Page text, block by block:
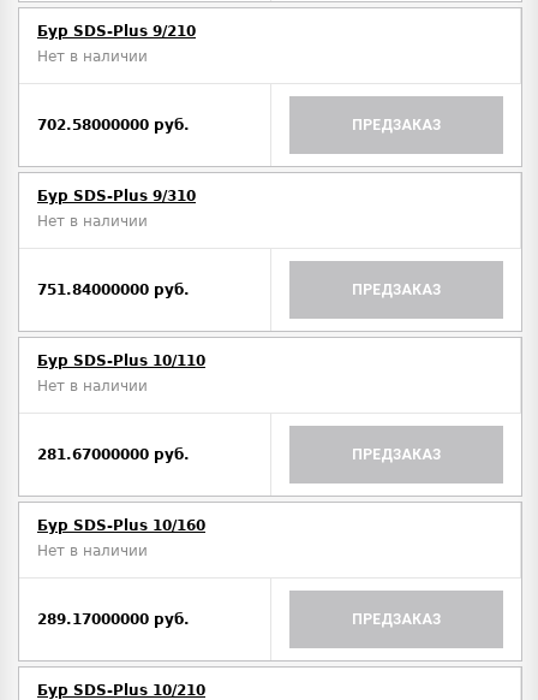
Бур SDS-Plus 9/210
Нет в наличии
702.58000000 руб. ПРЕДЗАКАЗ
Бур SDS-Plus 9/310
Нет в наличии
751.84000000 руб. ПРЕДЗАКАЗ
Бур SDS-Plus 10/110
Нет в наличии
281.67000000 руб. ПРЕДЗАКАЗ
Бур SDS-Plus 10/160
Нет в наличии
289.17000000 руб. ПРЕДЗАКАЗ
Бур SDS-Plus 10/210